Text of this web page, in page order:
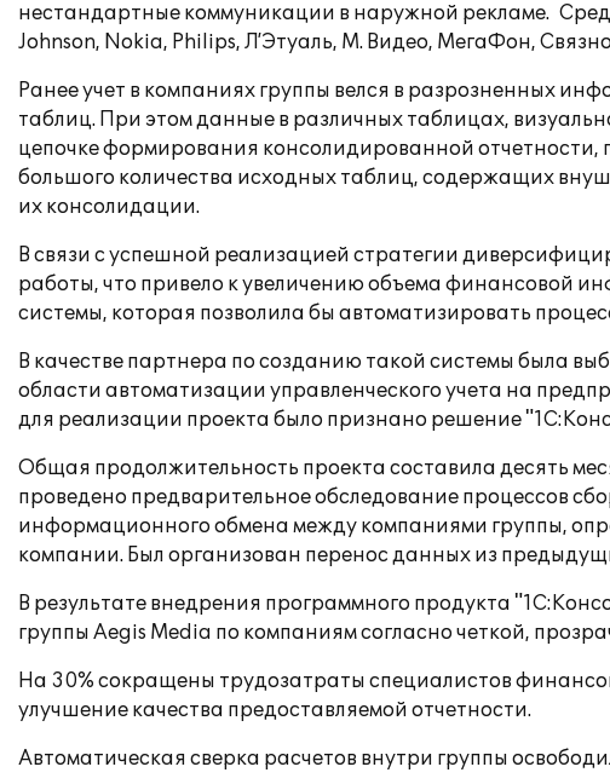
нестандартные коммуникации в наружной рекламе.
Johnson, Nokia, Philips, Л’Этуаль, М. Видео, МегаФон,
Ранее учет в компаниях группы велся в разрозненных
таблиц. При этом данные в различных таблицах,
цепочке формирования консолидированной
большого количества исходных таблиц, содержащих
их консолидации.
В связи с успешной реализацией стратегии
работы, что привело к увеличению объема финансовой
системы, которая позволила бы автоматизировать
В качестве партнера по созданию такой системы была
области автоматизации управленческого учета на
для реализации проекта было признано решение
Общая продолжительность проекта составила десять
проведено предварительное обследование процессов
информационного обмена между компаниями группы,
компании. Был организован перенос данных из
В результате внедрения программного продукта
группы Aegis Media по компаниям согласно четкой,
На 30% сокращены трудозатраты специалистов
улучшение качества предоставляемой отчетности.
Автоматическая сверка расчетов внутри группы